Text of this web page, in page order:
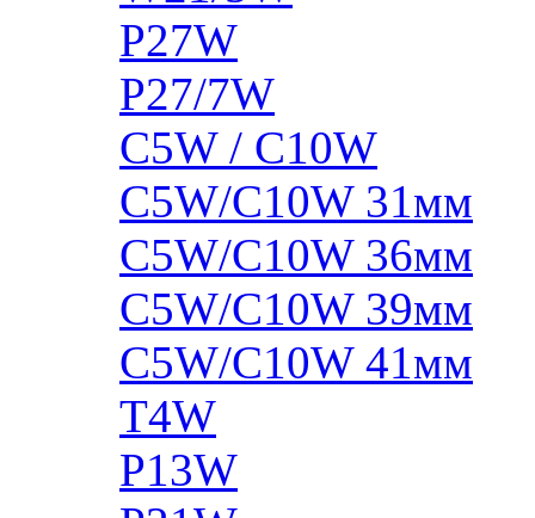
P27W
P27/7W
C5W / C10W
C5W/C10W 31мм
C5W/C10W 36мм
C5W/C10W 39мм
C5W/C10W 41мм
T4W
P13W